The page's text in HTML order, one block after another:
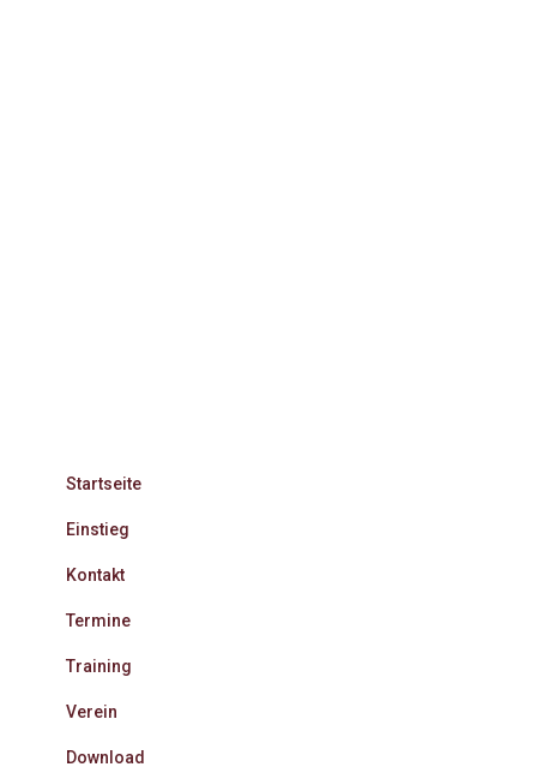
Startseite
Einstieg
Kontakt
Termine
Training
Verein
Download